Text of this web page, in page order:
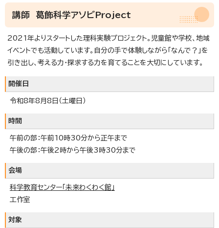
講師 葛飾科学アソビProject
2021年よりスタートした理科実験プロジェクト。児童館や学校、地域
イベントでも活動しています。自分の手で体験しながら「なんで？」を
引き出し、考える力・探求する力を育てることを大切にしています。
開催日
令和8年8月8日（土曜日）
時間
午前の部：午前10時30分から正午まで
午後の部：午後2時から午後3時30分まで
会場
科学教育センター「未来わくわく館」
工作室
対象